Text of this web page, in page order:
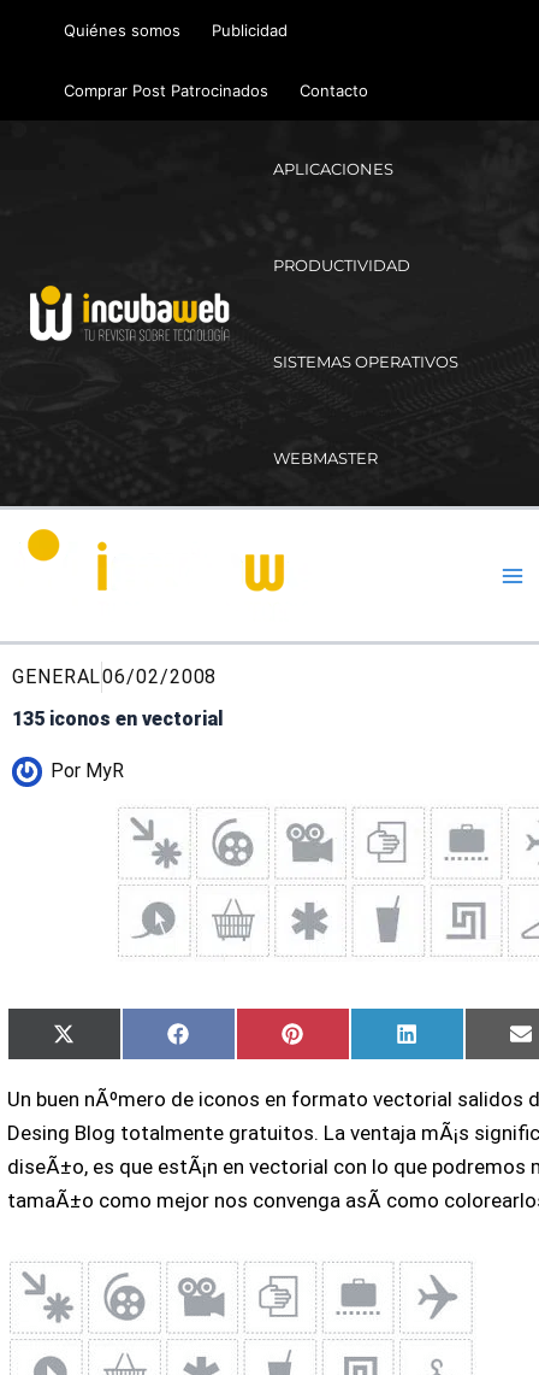
Quiénes somos Publicidad
Comprar Post Patrocinados Contacto
APLICACIONES
PRODUCTIVIDAD
SISTEMAS OPERATIVOS
WEBMASTER
GENERAL06/02/2008
135 iconos en vectorial
Por MyR
Compartir
en
X
(Twitter)
Compartir
en
Facebook
Compartir
en
Pinterest
Compartir
en
LinkedIn
Un buen nÃºmero de iconos en formato vectorial salidos
Desing Blog totalmente gratuitos. La ventaja mÃ¡s
diseÃ±o, es que estÃ¡n en vectorial con lo que podremos
tamaÃ±o como mejor nos convenga asÃ­ como